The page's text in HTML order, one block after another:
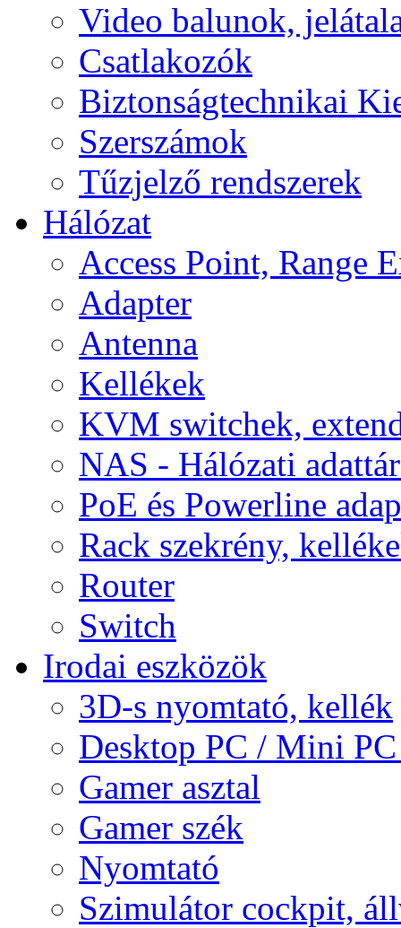
Video balunok,
Csatlakozók
Biztonságtechnikai
Szerszámok
Tűzjelző rendszerek
Hálózat
Access Point, Range
Adapter
Antenna
Kellékek
KVM switchek,
NAS - Hálózati
PoE és Powerline
Rack szekrény,
Router
Switch
Irodai eszközök
3D-s nyomtató, kellék
Desktop PC / Mini
Gamer asztal
Gamer szék
Nyomtató
Szimulátor cockpit,